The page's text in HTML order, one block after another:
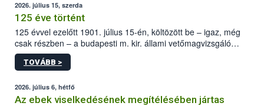
2026. július 15, szerda
125 éve történt
125 évvel ezelőtt 1901. július 15-én, költözött be – igaz, még
csak részben – a budapesti m. kir. állami vetőmagvizsgáló
állomás a Kis Rókus utca 15. szám alatti, Czigler Győző által
tervezett új épületébe.
TOVÁBB >
2026. július 6, hétfő
Az ebek viselkedésének megítélésében jártas